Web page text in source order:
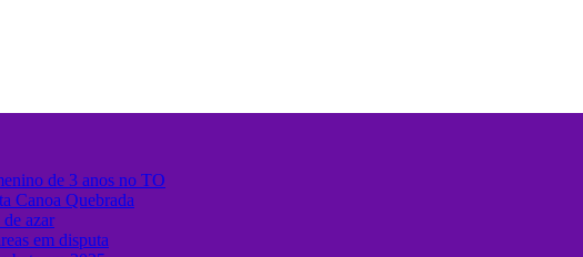
de 3 anos no TO
Canoa Quebrada
azar
em disputa